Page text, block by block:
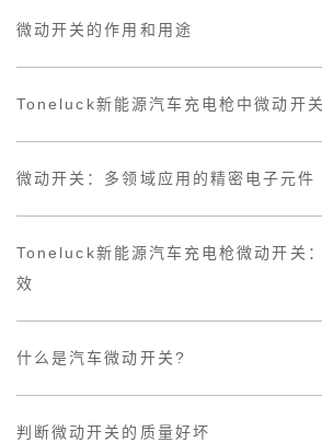
微动开关的作用和用途
Toneluck新能源汽车充电枪中微动开
微动开关：多领域应用的精密电子元件
Toneluck新能源汽车充电枪微动开关
效
什么是汽车微动开关?
判断微动开关的质量好坏